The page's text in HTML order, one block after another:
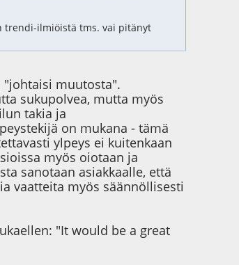
trendi-ilmiöistä tms. vai pitänyt
"johtaisi muutosta".
sukupolvea, mutta myös
takia ja
on mukana - tämä
ylpeys ei kuitenkaan
myös oiotaan ja
sanotaan asiakkaalle, että
vaatteita myös säännöllisesti
"It would be a great